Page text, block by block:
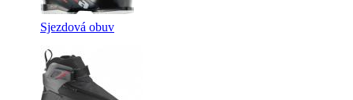
Sjezdová obuv